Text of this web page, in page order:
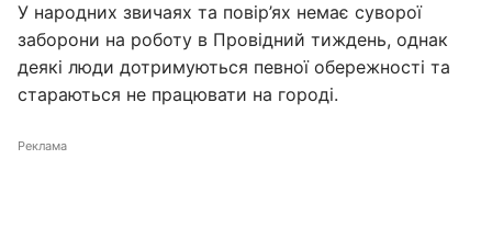
У народних звичаях та повір’ях немає суворої
заборони на роботу в Провідний тиждень, однак
деякі люди дотримуються певної обережності та
стараються не працювати на городі.
Реклама